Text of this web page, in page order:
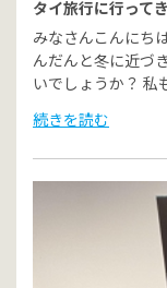
タイ旅行に行って
みなさんこんにち
んだんと冬に近づ
いでしょうか？
続きを読む